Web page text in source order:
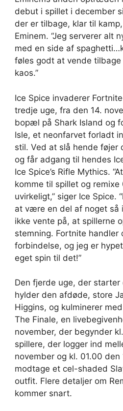
debut i spillet i december
der er tilbage, klar til
Eminem. “Jeg serverer alt
med en side af
føles godt at vende
kaos.”
Ice Spice invaderer
tredje uge, fra den 14.
bopæl på Shark Island og
Isle, et neonfarvet forladt
stil. Ved at slå hende føjer
og får adgang til hendes
Ice Spice’s Rifle Mythics.
komme til spillet og
uvirkeligt,” siger Ice Spice.
at være en del af noget så
ikke vente på, at spillerne
stemning. Fortnite handler
forbindelse, og jeg er
eget spin til det!”
Den fjerde uge, der starter
hylder den afdøde, store
Higgins, og kulminerer
The Finale, en
november, der begynder
spillere, der logger ind
november og kl. 01.00 den
modtage et cel-shaded
outfit. Flere detaljer om
kommer snart.